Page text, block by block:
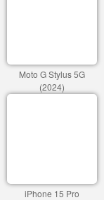
Moto G Stylus 5G
(2024)
iPhone 15 Pro